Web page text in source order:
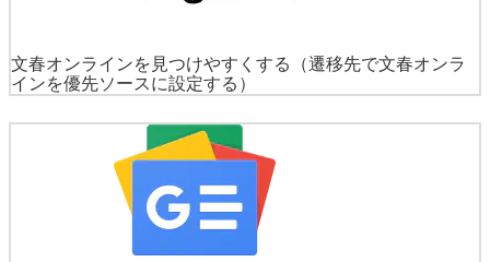
文春オンラインを見つけやすくする
（遷移先で文春オンラ
インを優先ソースに設定する）